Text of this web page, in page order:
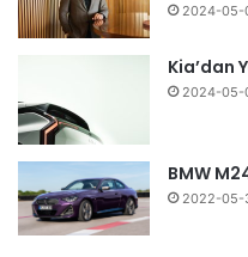
2024-05-
Kia’dan
2024-05-
BMW
2022-05-